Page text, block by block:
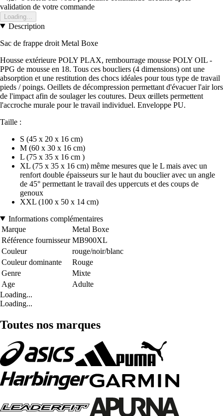
validation de votre commande
Loading...
Description
Sac de frappe droit Metal Boxe
Housse extérieure POLY PLAX, rembourrage mousse POLY OIL -
PPG de mousse en 18. Tous ces boucliers (4 dimensions) ont une
absorption et une restitution des chocs idéales pour tous type de travail
pieds / poings. Oeillets de décompression permettant d'évacuer l'air lors
de l'impact afin de soulager les coutures. Deux œillets permettent
l'accroche murale pour le travail individuel. Enveloppe PU.
Taille :
S (45 x 20 x 16 cm)
M (60 x 30 x 16 cm)
L (75 x 35 x 16 cm )
XL (75 x 35 x 16 cm) même mesures que le L mais avec un
renfort double épaisseurs sur le haut du bouclier avec un angle
de 45° permettant le travail des uppercuts et des coups de
genoux
XXL (100 x 50 x 14 cm)
Informations complémentaires
Marque
Metal Boxe
Référence fournisseur MB900XL
Couleur
rouge/noir/blanc
Couleur dominante
Rouge
Genre
Mixte
Age
Adulte
Loading...
Loading...
Toutes nos marques